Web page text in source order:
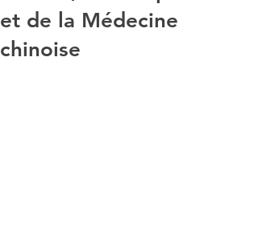
et de la Médecine
chinoise